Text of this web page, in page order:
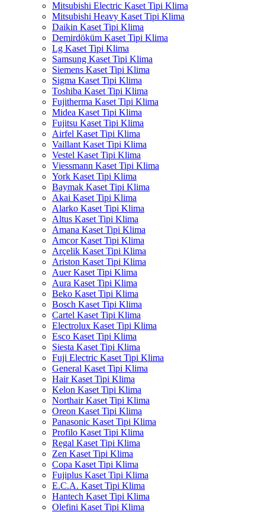
Mitsubishi Electric Kaset Tipi Klima
Mitsubishi Heavy Kaset Tipi Klima
Daikin Kaset Tipi Klima
Demirdöküm Kaset Tipi Klima
Lg Kaset Tipi Klima
Samsung Kaset Tipi Klima
Siemens Kaset Tipi Klima
Sigma Kaset Tipi Klima
Toshiba Kaset Tipi Klima
Fujitherma Kaset Tipi Klima
Midea Kaset Tipi Klima
Fujitsu Kaset Tipi Klima
Airfel Kaset Tipi Klima
Vaillant Kaset Tipi Klima
Vestel Kaset Tipi Klima
Viessmann Kaset Tipi Klima
York Kaset Tipi Klima
Baymak Kaset Tipi Klima
Akai Kaset Tipi Klima
Alarko Kaset Tipi Klima
Altus Kaset Tipi Klima
Amana Kaset Tipi Klima
Amcor Kaset Tipi Klima
Arçelik Kaset Tipi Klima
Ariston Kaset Tipi Klima
Auer Kaset Tipi Klima
Aura Kaset Tipi Klima
Beko Kaset Tipi Klima
Bosch Kaset Tipi Klima
Cartel Kaset Tipi Klima
Electrolux Kaset Tipi Klima
Esco Kaset Tipi Klima
Siesta Kaset Tipi Klima
Fuji Electric Kaset Tipi Klima
General Kaset Tipi Klima
Hair Kaset Tipi Klima
Kelon Kaset Tipi Klima
Northair Kaset Tipi Klima
Oreon Kaset Tipi Klima
Panasonic Kaset Tipi Klima
Profilo Kaset Tipi Klima
Regal Kaset Tipi Klima
Zen Kaset Tipi Klima
Copa Kaset Tipi Klima
Fujiplus Kaset Tipi Klima
E.C.A. Kaset Tipi Klima
Hantech Kaset Tipi Klima
Olefini Kaset Tipi Klima